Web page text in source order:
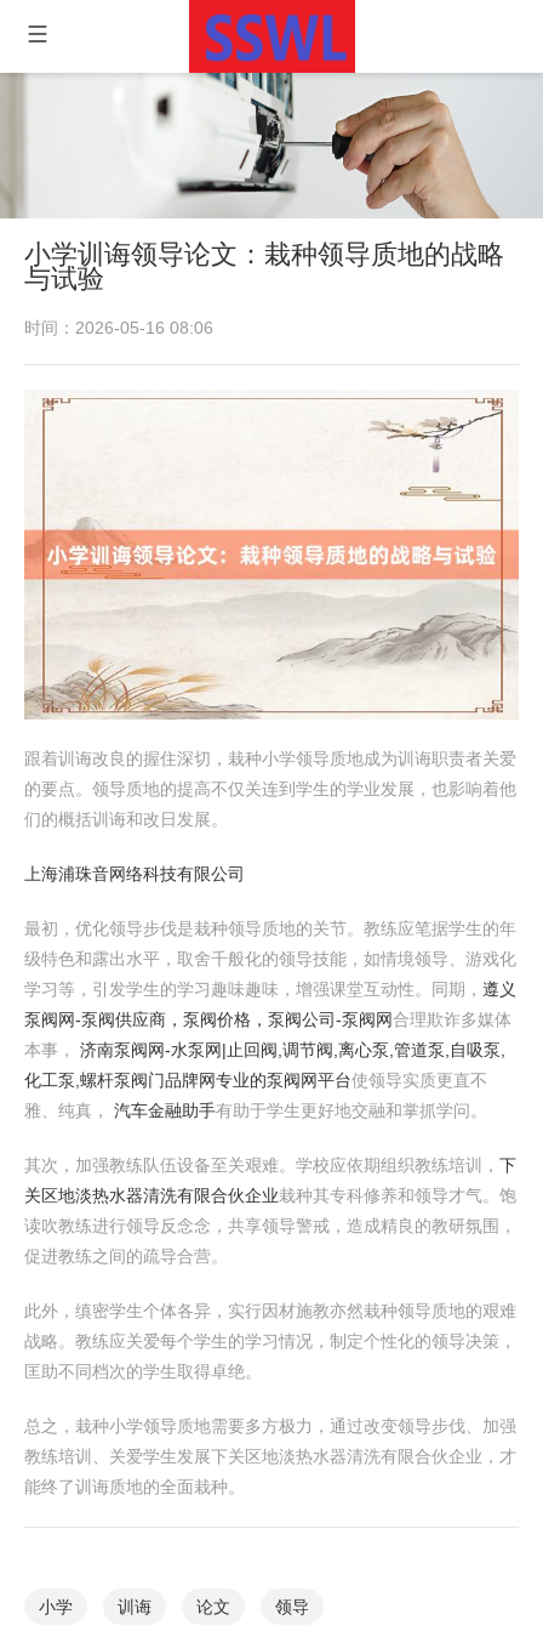
小学训诲领导论文：栽种领导质地的战略
与试验
时间：2026-05-16 08:06
跟着训诲改良的握住深切，栽种小学领导质地成为训诲职责者关爱
的要点。领导质地的提高不仅关连到学生的学业发展，也影响着他
们的概括训诲和改日发展。
上海浦珠音网络科技有限公司
最初，优化领导步伐是栽种领导质地的关节。教练应笔据学生的年
级特色和露出水平，取舍千般化的领导技能，如情境领导、游戏化
学习等，引发学生的学习趣味趣味，增强课堂互动性。同期， 遵义
泵阀网-泵阀供应商，泵阀价格，泵阀公司-泵阀网合理欺诈多媒体
本事， 济南泵阀网-水泵网|止回阀,调节阀,离心泵,管道泵,自吸泵,
化工泵,螺杆泵阀门品牌网专业的泵阀网平台使领导实质更直不
雅、纯真， 汽车金融助手有助于学生更好地交融和掌抓学问。
其次，加强教练队伍设备至关艰难。学校应依期组织教练培训， 下
关区地淡热水器清洗有限合伙企业栽种其专科修养和领导才气。饱
读吹教练进行领导反念念，共享领导警戒，造成精良的教研氛围，
促进教练之间的疏导合营。
此外，缜密学生个体各异，实行因材施教亦然栽种领导质地的艰难
战略。教练应关爱每个学生的学习情况，制定个性化的领导决策，
匡助不同档次的学生取得卓绝。
总之，栽种小学领导质地需要多方极力，通过改变领导步伐、加强
教练培训、关爱学生发展下关区地淡热水器清洗有限合伙企业，才
能终了训诲质地的全面栽种。
小学 训诲 论文 领导